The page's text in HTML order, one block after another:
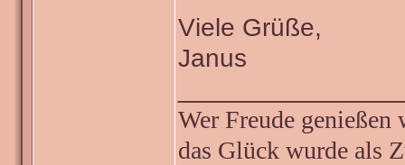
Viele Grüße,
Janus
Wer Freude
das Glück wurde als